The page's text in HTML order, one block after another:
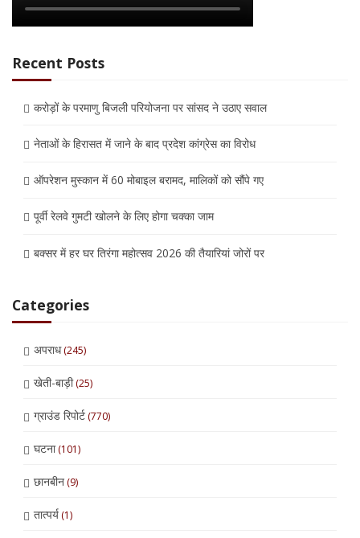
Recent Posts
करोड़ों के परमाणु बिजली परियोजना पर सांसद ने उठाए सवाल
नेताओं के हिरासत में जाने के बाद प्रदेश कांग्रेस का विरोध
ऑपरेशन मुस्कान में 60 मोबाइल बरामद, मालिकों को सौंपे गए
पूर्वी रेलवे गुमटी खोलने के लिए होगा चक्का जाम
बक्सर में हर घर तिरंगा महोत्सव 2026 की तैयारियां जोरों पर
Categories
अपराध(245)
खेती-बाड़ी(25)
ग्राउंड रिपोर्ट(770)
घटना(101)
छानबीन(9)
तात्पर्य(1)